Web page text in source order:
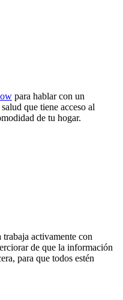
para hablar con un
que tiene acceso al
de tu hogar.
activamente con
de que la información
para que todos estén